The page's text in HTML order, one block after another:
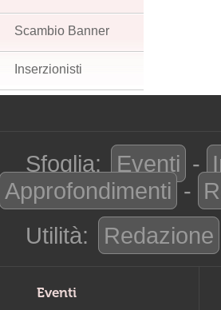
Scambio Banner
Inserzionisti
Sfoglia: Eventi -
Approfondimenti -
Utilità:
Redazione
Eventi